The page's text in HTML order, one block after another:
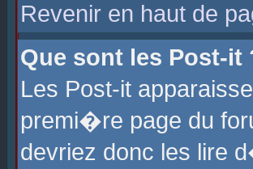
Revenir en haut de
Que sont les Post-it
Les Post-it
premi�re page du
devriez donc les lire